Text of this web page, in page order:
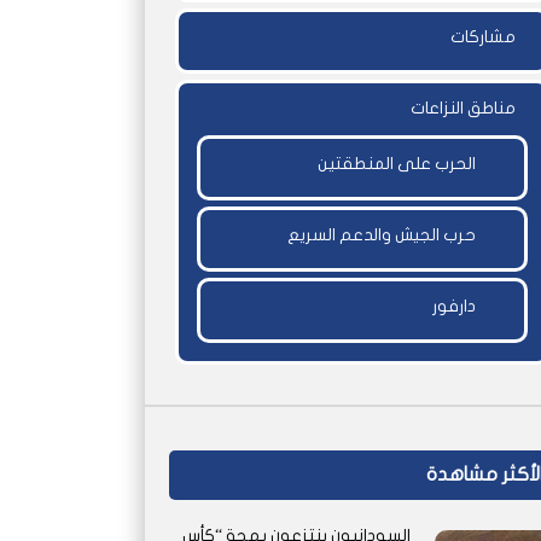
مشاركات
مناطق النزاعات
الحرب على المنطقتين
حرب الجيش والدعم السريع
دارفور
مشاهدة
السودانيون ينتزعون بهجة “كأس